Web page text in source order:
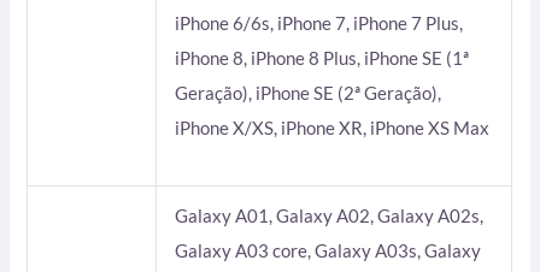
iPhone 6/6s, iPhone 7, iPhone 7 Plus,
iPhone 8, iPhone 8 Plus, iPhone SE (1ª
Geração), iPhone SE (2ª Geração),
iPhone X/XS, iPhone XR, iPhone XS Max
Galaxy A01, Galaxy A02, Galaxy A02s,
Galaxy A03 core, Galaxy A03s, Galaxy